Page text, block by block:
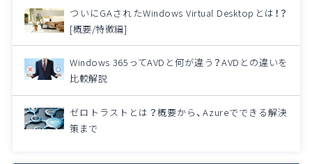
ついにGAされたWindows Virtual Desktopとは！？
[概要/特徴編]
Windows 365ってAVDと何が違う？AVDとの違いを
比較解説
ゼロトラストとは？概要から、Azureでできる解決
策まで